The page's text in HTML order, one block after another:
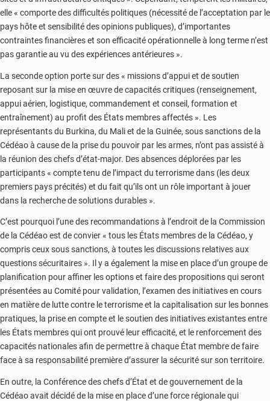
elle « comporte des difficultés politiques (nécessité de l’acceptation par le
pays hôte et sensibilité des opinions publiques), d’importantes
contraintes financières et son efficacité opérationnelle à long terme n’est
pas garantie au vu des expériences antérieures ».
La seconde option porte sur des « missions d’appui et de soutien
reposant sur la mise en œuvre de capacités critiques (renseignement,
appui aérien, logistique, commandement et conseil, formation et
entraînement) au profit des États membres affectés ». Les
représentants du Burkina, du Mali et de la Guinée, sous sanctions de la
Cédéao à cause de la prise du pouvoir par les armes, n’ont pas assisté à
la réunion des chefs d’état-major. Des absences déplorées par les
participants « compte tenu de l’impact du terrorisme dans (les deux
premiers pays précités) et du fait qu’ils ont un rôle important à jouer
dans la recherche de solutions durables ».
C’est pourquoi l’une des recommandations à l’endroit de la Commission
de la Cédéao est de convier « tous les États membres de la Cédéao, y
compris ceux sous sanctions, à toutes les discussions relatives aux
questions sécuritaires ». Il y a également la mise en place d’un groupe de
planification pour affiner les options et faire des propositions qui seront
présentées au Comité pour validation, l’examen des initiatives en cours
en matière de lutte contre le terrorisme et la capitalisation sur les bonnes
pratiques, la prise en compte et le soutien des initiatives existantes entre
les États membres qui ont prouvé leur efficacité, et le renforcement des
capacités nationales afin de permettre à chaque État membre de faire
face à sa responsabilité première d’assurer la sécurité sur son territoire.
En outre, la Conférence des chefs d’État et de gouvernement de la
Cédéao avait décidé de la mise en place d’une force régionale qui